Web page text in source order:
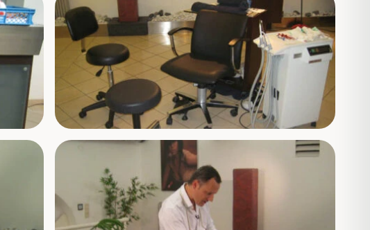
CMD Funktionsdiagnostik
Migräne, Tinnitus, CMD
Prophylaxe
Individuelle Vorsorge
Parodontologie
Mock-up
Veneers vorab testen